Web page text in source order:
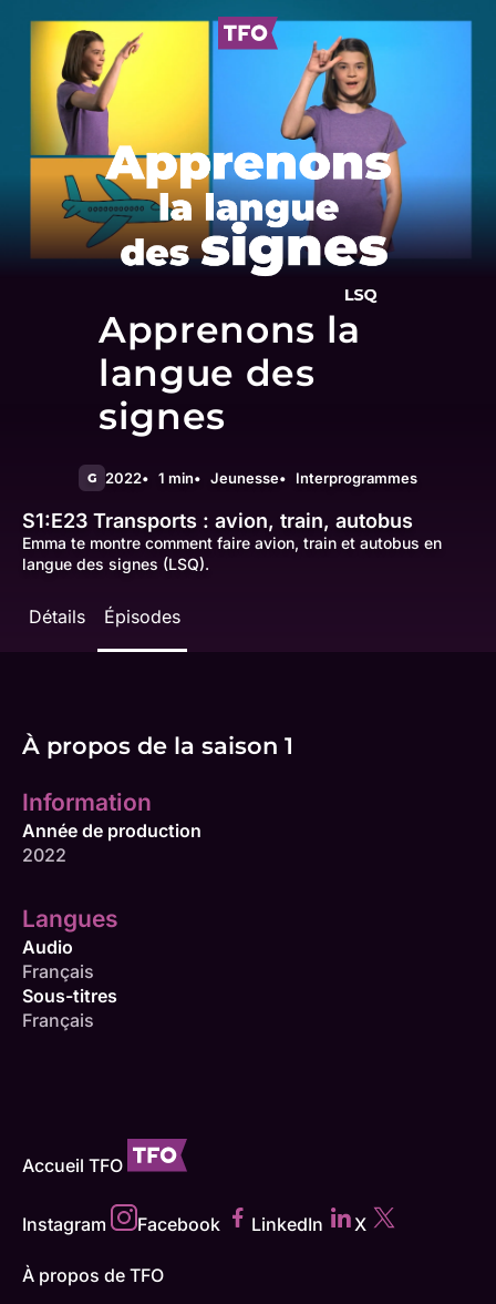
Apprenons la
langue des
signes
G 2022 1 min Jeunesse Interprogrammes
S1:E23 Transports : avion, train, autobus
Emma te montre comment faire avion, train et autobus en
langue des signes (LSQ).
Détails Épisodes
À propos de la saison 1
Information
Année de production
2022
Langues
Audio
Français
Sous-titres
Français
Accueil TFO
Instagram Facebook LinkedIn X
À propos de TFO